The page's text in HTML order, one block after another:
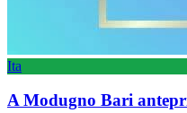
Ita
A Modugno Bari